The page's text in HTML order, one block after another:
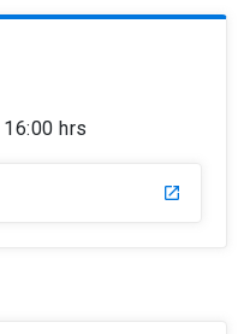
hrs
launch